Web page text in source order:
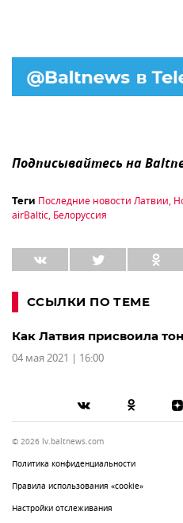
Подписывайтесь на
Теги Последние новости Латвии,
airBaltic, Белоруссия
ССЫЛКИ ПО ТЕМЕ
Как Латвия присвоила
04 мая 2021 | 16:00
© 2026 lv.baltnews.com
Политика конфиденциальности
Правила использования «cookie»
Настройки отслеживания